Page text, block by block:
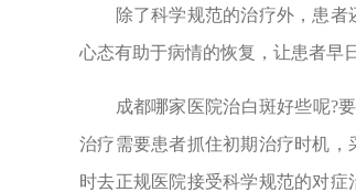
除了科学规范的治疗外，患者
心态有助于病情的恢复，让患者早
成都哪家医院治白斑好些呢?要
治疗需要患者抓住初期治疗时机
时去正规医院接受科学规范的对